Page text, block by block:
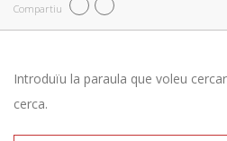
Compartiu
Introduïu la paraula que voleu
cerca.